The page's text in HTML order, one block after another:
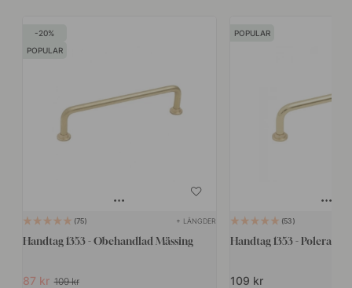
20
POPULAR
75 + LÄNGDER
Handtag 1353 - Obehandlad Mässing
87 kr 109 kr
POPULAR
53
Handtag 1353 - Polerad
109 kr